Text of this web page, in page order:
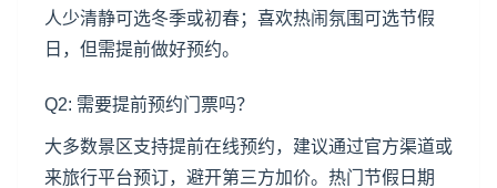
人少清静可选冬季或初春；喜欢热闹氛围可选节假
日，但需提前做好预约。
Q2: 需要提前预约门票吗？
大多数景区支持提前在线预约，建议通过官方渠道或
来旅行平台预订，避开第三方加价。热门节假日期